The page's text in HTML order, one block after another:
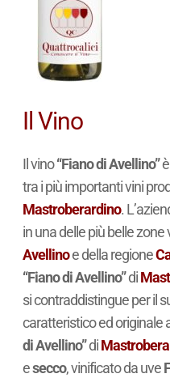
Il Vino
Il vino“Fiano di Avellino”è
tra i più importanti vini
Mastroberardino.
in una delle più belle
Avellinoe della regione
“Fiano di Avellino”di
si contraddistingue per il
caratteristico ed originale
di Avellino”di
esecco, vinificato da uve